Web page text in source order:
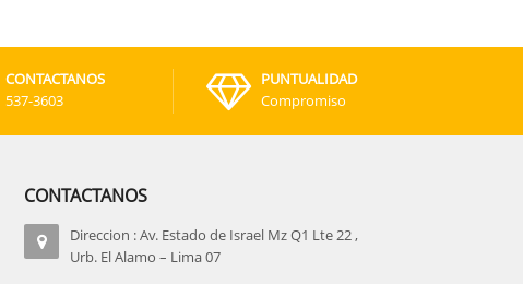
CONTACTANOS
537-3603
PUNTUALIDAD
Compromiso
CONTACTANOS
Direccion : Av. Estado de Israel Mz Q1 Lte 22 ,
Urb. El Alamo – Lima 07